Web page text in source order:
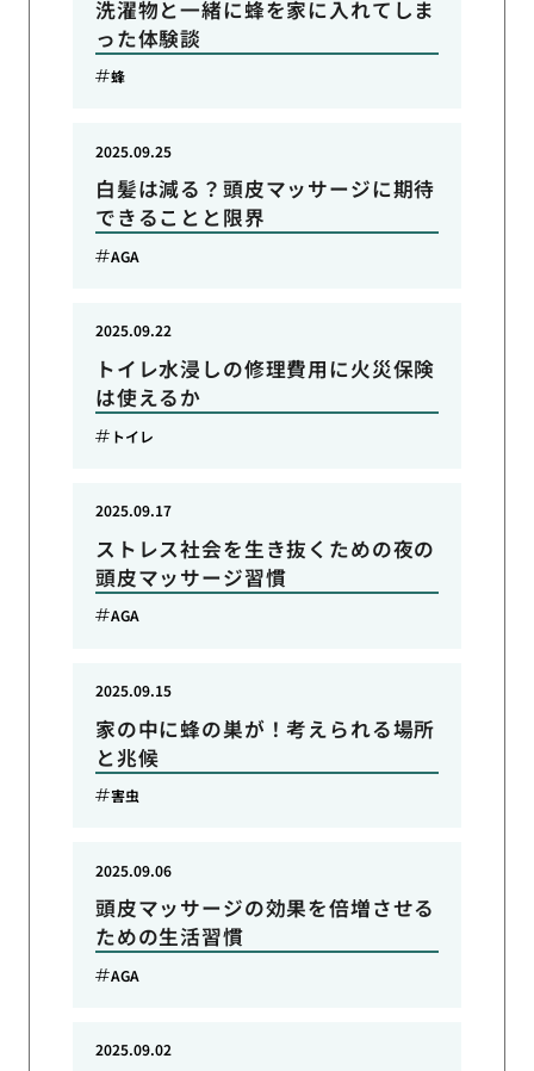
洗濯物と一緒に蜂を家に入れてしま
った体験談
蜂
白髪は減る？頭皮マッサージに期待
できることと限界
2025.09.25
AGA
トイレ水浸しの修理費用に火災保険
は使えるか
2025.09.22
トイレ
ストレス社会を生き抜くための夜の
頭皮マッサージ習慣
2025.09.17
AGA
家の中に蜂の巣が！考えられる場所
と兆候
2025.09.15
害虫
頭皮マッサージの効果を倍増させる
ための生活習慣
2025.09.06
AGA
2025.09.02